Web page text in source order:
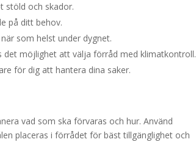
stöld och skador.
på ditt behov.
som helst under dygnet.
det möjlighet att välja förråd med klimatkontroll.
för dig att hantera dina saker.
vad som ska förvaras och hur. Använd
placeras i förrådet för bäst tillgänglighet och